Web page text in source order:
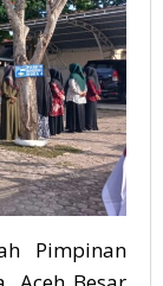
Pimpinan